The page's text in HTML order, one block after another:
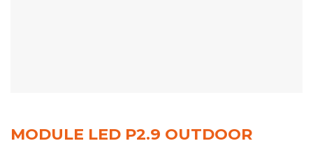
MODULE LED P2.9 OUTDOOR